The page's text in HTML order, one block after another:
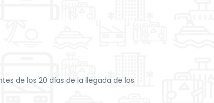
de los 20 días de la llegada de los